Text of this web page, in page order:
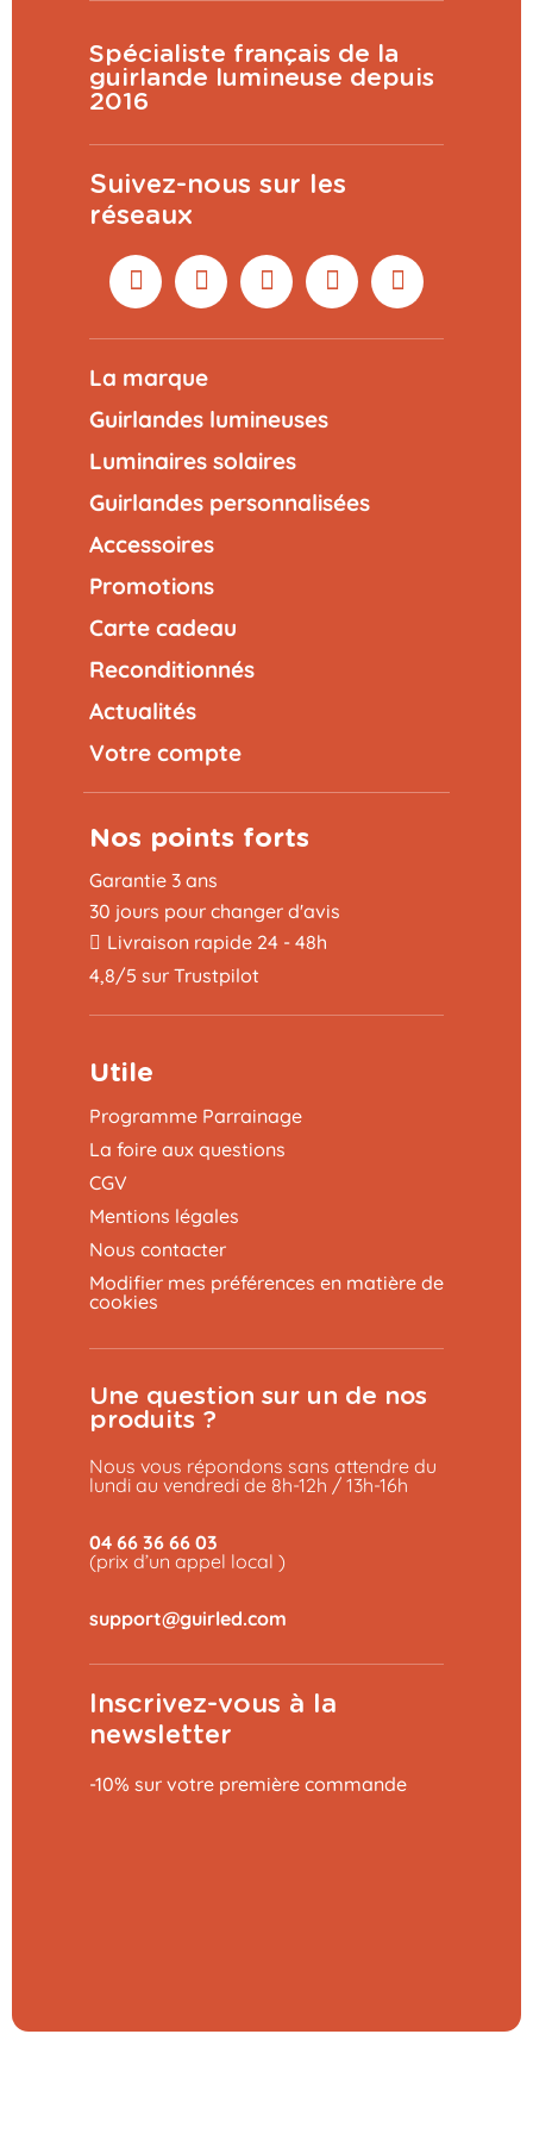
Spécialiste français de la
guirlande lumineuse depuis
2016
Suivez-nous sur les
réseaux
La marque
Guirlandes lumineuses
Luminaires solaires
Guirlandes personnalisées
Accessoires
Promotions
Carte cadeau
Reconditionnés
Actualités
Votre compte
Nos points forts
Garantie 3 ans
30 jours pour changer d'avis
Livraison rapide 24 - 48h
4,8/5 sur Trustpilot
Utile
Programme Parrainage
La foire aux questions
CGV
Mentions légales
Nous contacter
Modifier mes préférences en matière de
cookies
Une question sur un de nos
produits ?
Nous vous répondons sans attendre du
lundi au vendredi de 8h-12h / 13h-16h
04 66 36 66 03
(prix d’un appel local )
Inscrivez-vous à la
newsletter
-10% sur votre première commande